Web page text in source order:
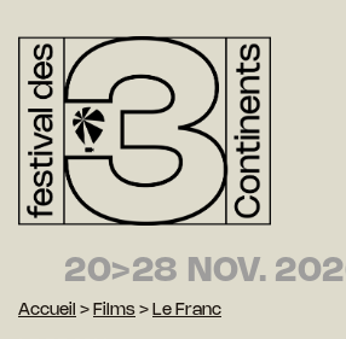
20>28 NOV.
Accueil > Films > Le Franc